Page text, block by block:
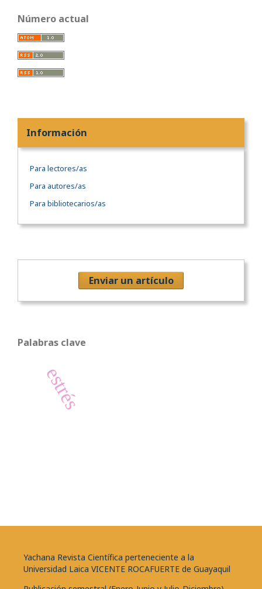
Número actual
Información
Para lectores/as
Para autores/as
Para bibliotecarios/as
Enviar un artículo
Palabras clave
estrés
Yachana Revista Científica perteneciente a la
Universidad Laica VICENTE ROCAFUERTE de Guayaquil